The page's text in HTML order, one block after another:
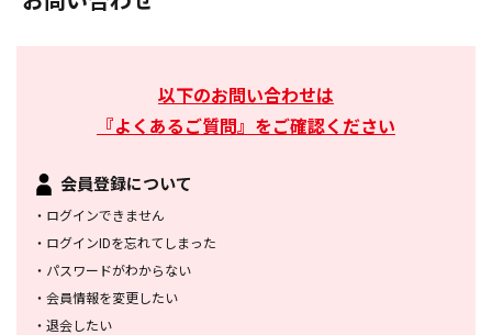
以下のお問い合わせは
『よくあるご質問』をご確認ください
会員登録について
・ ログインできません
・ ログインIDを忘れてしまった
・ パスワードがわからない
・ 会員情報を変更したい
・ 退会したい